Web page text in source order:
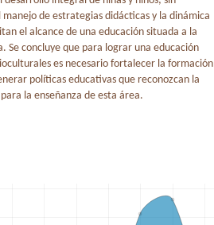
de estrategias didácticas y la dinámica
el alcance de una educación situada a la
Se concluye que para lograr una educación
es necesario fortalecer la formación
políticas educativas que reconozcan la
la enseñanza de esta área.